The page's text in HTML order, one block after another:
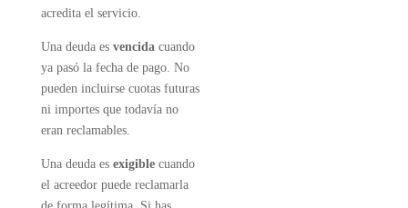
acredita el servicio.
Una deuda es vencidacuando
ya pasó la fecha de pago. No
pueden incluirse cuotas futuras
ni importes que todavía no
eran reclamables.
Una deuda es exigiblecuando
el acreedor puede reclamarla